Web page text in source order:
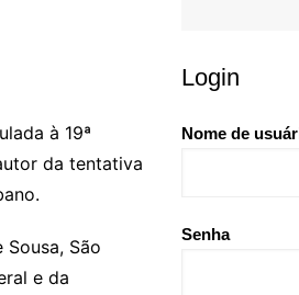
à 19ª
da tentativa
São
e da
Login
Nome de
Senha